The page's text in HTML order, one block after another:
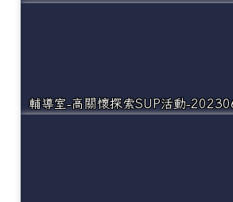
輔導室-高關懷探索SUP活動-